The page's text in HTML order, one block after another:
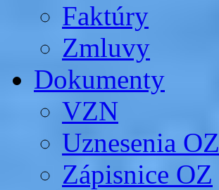
Faktúry
Zmluvy
Dokumenty
VZN
Uznesenia OZ
Zápisnice OZ